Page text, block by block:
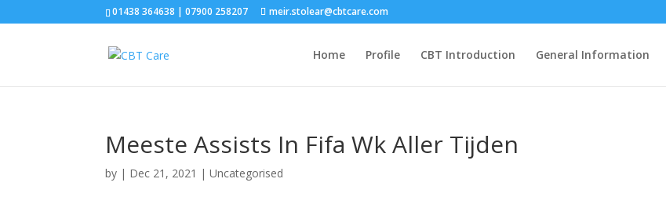
01438 364638 | 07900 258207 meir.stolear@cbtcare.com
Home Profile CBT Introduction General Information
Meeste Assists In Fifa Wk Aller Tijden
by | Dec 21, 2021 | Uncategorised